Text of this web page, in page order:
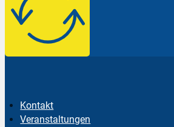
Kontakt
Veranstaltungen